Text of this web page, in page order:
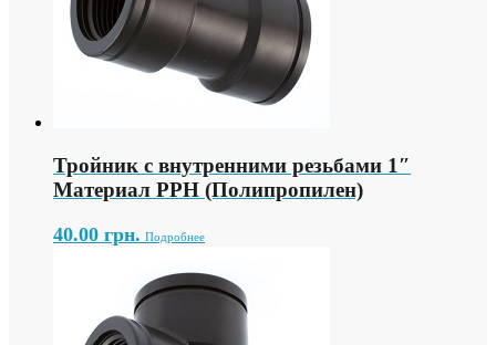
Тройник с внутренними резьбами 1″
Материал PPH (Полипропилен)
40.00 грн. Подробнее